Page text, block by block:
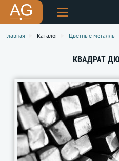
Главная Каталог Цветные металлы
КВАДРАТ